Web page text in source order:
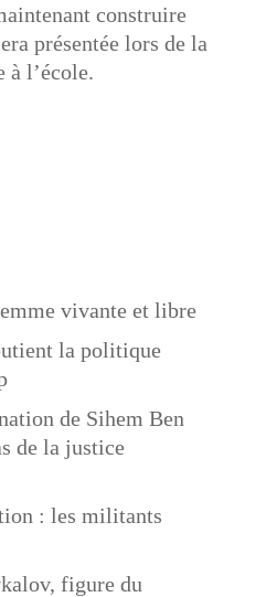
construire
présentée lors de la
à l’école.
vivante et libre
la politique
de Sihem Ben
de la justice
: les militants
figure du